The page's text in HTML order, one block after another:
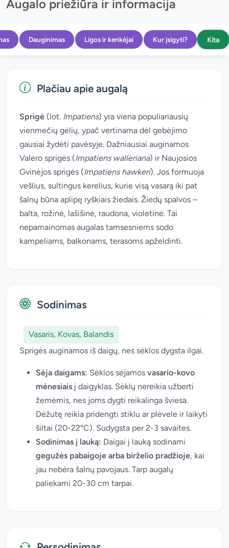
Augalo priežiūra ir informacija
Dauginimas Ligos ir kenkėjai Kur įsigyti? Kita
Plačiau apie augalą
Sprigė (lot. Impatiens) yra viena populiariausių
vienmečių gėlių, ypač vertinama dėl gebėjimo
gausiai žydėti pavėsyje. Dažniausiai auginamos
Valero sprigės (Impatiens walleriana) ir Naujosios
Gvinėjos sprigės (Impatiens hawkeri). Jos formuoja
vešlius, sultingus kerelius, kurie visą vasarą iki pat
šalnų būna aplipę ryškiais žiedais. Žiedų spalvos –
balta, rožinė, lašišinė, raudona, violetinė. Tai
nepamainomas augalas tamsesniems sodo
kampeliams, balkonams, terasoms apželdinti.
Sodinimas
Vasaris, Kovas, Balandis
Sprigės auginamos iš daigų, nes sėklos dygsta ilgai.
Sėja daigams: Sėklos sėjamos vasario-kovo
mėnesiais į daigyklas. Sėklų nereikia užberti
žemėmis, nes joms dygti reikalinga šviesa.
Dėžutę reikia pridengti stiklu ar plėvele ir laikyti
šiltai (20-22°C). Sudygsta per 2-3 savaites.
Sodinimas į lauką: Daigai į lauką sodinami
gegužės pabaigoje arba birželio pradžioje, kai
jau nebėra šalnų pavojaus. Tarp augalų
paliekami 20-30 cm tarpai.